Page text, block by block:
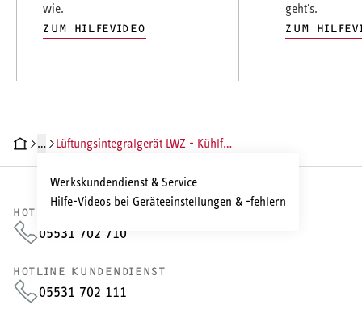
wie.
ZUM HILFEVIDEO
geht's.
ZUM
…
Werkskundendienst & Service
Hilfe-Videos bei Geräteeinstellungen & -fehlern
Lüftungsintegralgerät LWZ - Kühlfunktion einstellen
HOTLINE VERTRIEB
05531 702 710
HOTLINE KUNDENDIENST
05531 702 111